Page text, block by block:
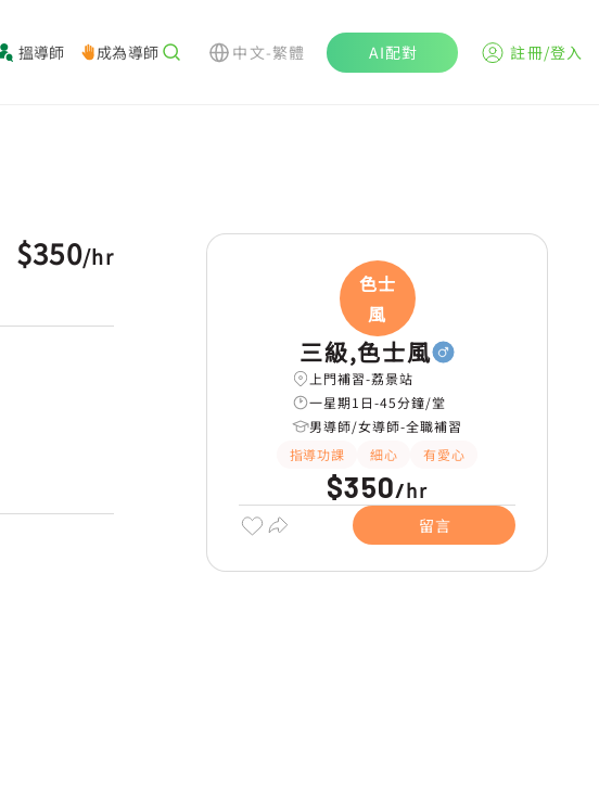
搵導師 成為導師 中文-繁體 AI配對 註冊/登入
$350/hr
色士
風
三級,色士風
上門補習-荔景站
一星期1日-45分鐘/堂
男導師/女導師-全職補習
指導功課
細心 有愛心
$350/hr
留言